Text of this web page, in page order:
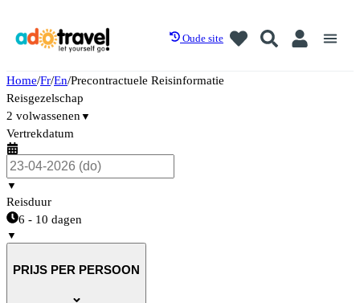
Oude site
Home/Fr/En/Precontractuele Reisinformatie
Reisgezelschap
2 volwassenen ▼
Vertrekdatum
▼
Reisduur
6 - 10 dagen
▼
PRIJS PER PERSOON